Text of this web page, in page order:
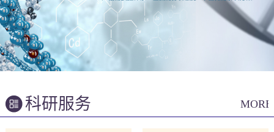
科研服务 MORE